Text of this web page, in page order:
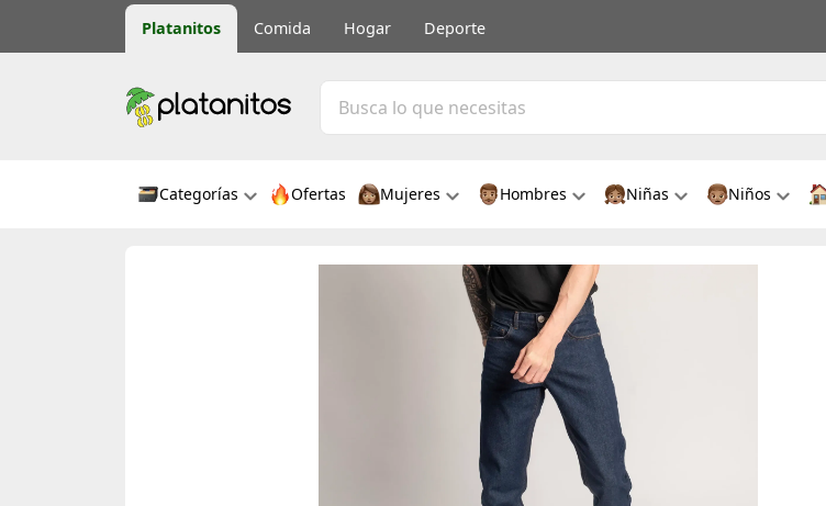
Platanitos Comida Hogar Deporte
Categorías Ofertas Mujeres Hombres Niñas Niños